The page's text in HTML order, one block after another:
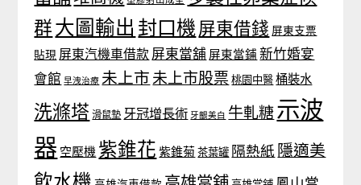
群大圖輸出 封口機 屏東借錢 屏東支票
貼現 屏東汽機車借款 屏東當舖 屏東當鋪 新竹婚宴
會館 早洩治療 未上市 未上市股票 桃園中醫 桶裝水
洗滌塔 滑鼠墊 牙冠增長術 牙齦美白 牛軋糖示波
器 空壓機 紫錐花 紫錐菊 茶葉罐 隔熱紙 隱適美